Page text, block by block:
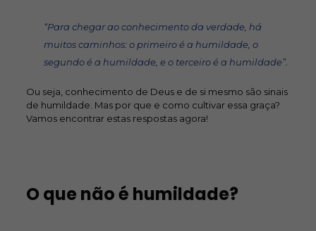
“Para chegar ao conhecimento da verdade, há
muitos caminhos: o primeiro é a humildade, o
segundo é a humildade, e o terceiro é a humildade”.
Ou seja, conhecimento de Deus e de si mesmo são sinais
de humildade. Mas por que e como cultivar essa graça?
Vamos encontrar estas respostas agora!
O que não é humildade?